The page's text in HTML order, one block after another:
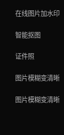
在线图片加水印
智能抠图
证件照
图片模糊变清晰
图片模糊变清晰